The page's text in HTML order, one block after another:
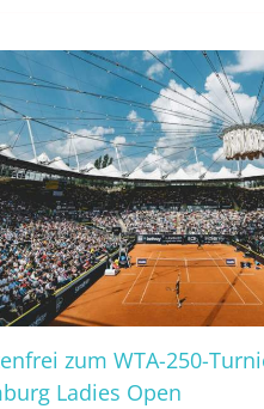
zum WTA-250-
Ladies Open